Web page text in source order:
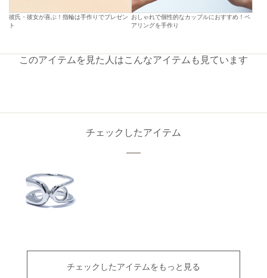
彼氏・彼女が喜ぶ！指輪は手作りでプレゼン
ト
おしゃれで個性的なカップルにおすすめ！ペ
アリングを手作り
このアイテムを見た人はこんなアイテムも見ています
チェックしたアイテム
チェックしたアイテムをもっと見る